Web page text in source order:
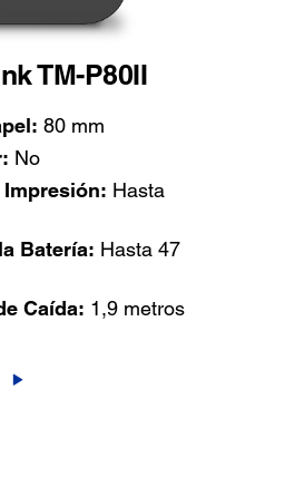
TM-P80II
80 mm
No
Impresión: Hasta
Batería: Hasta 47
Caída: 1,9 metros